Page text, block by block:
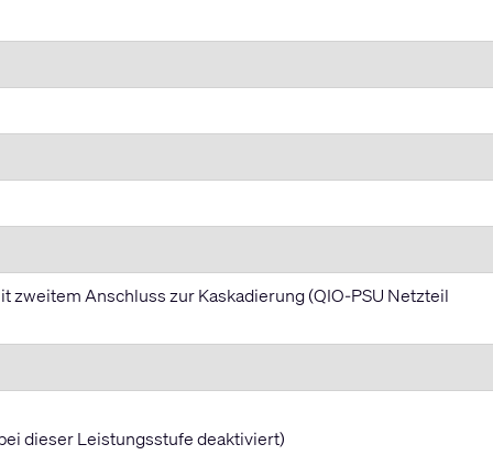
zweitem Anschluss zur Kaskadierung (QIO-PSU Netzteil
dieser Leistungsstufe deaktiviert)